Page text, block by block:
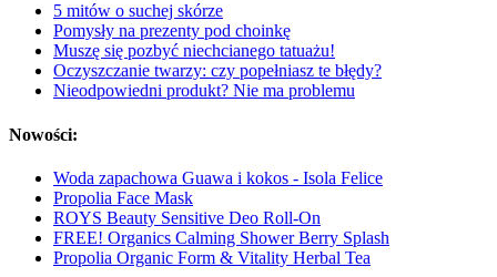
5 mitów o suchej skórze
Pomysły na prezenty pod choinkę
Muszę się pozbyć niechcianego tatuażu!
Oczyszczanie twarzy: czy popełniasz te błędy?
Nieodpowiedni produkt? Nie ma problemu
Nowości:
Woda zapachowa Guawa i kokos - Isola Felice
Propolia Face Mask
ROYS Beauty Sensitive Deo Roll-On
FREE! Organics Calming Shower Berry Splash
Propolia Organic Form & Vitality Herbal Tea